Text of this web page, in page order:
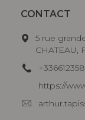
CONTACT
5 rue
CHATEAU,
https://